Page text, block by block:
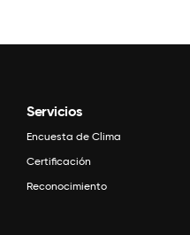
Servicios
Encuesta de Clima
Certificación
Reconocimiento